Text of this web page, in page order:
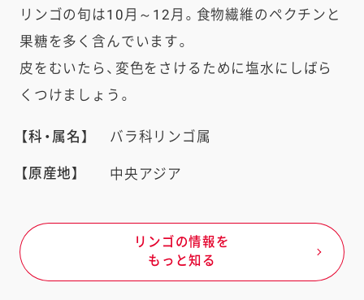
リンゴの旬は10月～12月。食物繊維のペクチンと
果糖を多く含んでいます。
皮をむいたら、変色をさけるために塩水にしばら
くつけましょう。
【科・属名】 バラ科リンゴ属
【原産地】 中央アジア
リンゴの情報を
もっと知る